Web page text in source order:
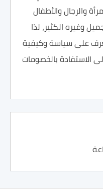
والرجال والأطفال
وغيره الكثير، لذا
على سياسة وكيفية
الاستفادة بالخصومات